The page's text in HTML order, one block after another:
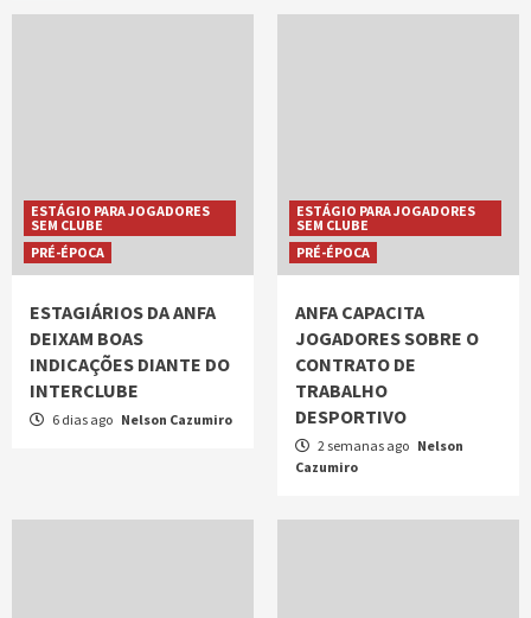
ESTÁGIO PARA JOGADORES
SEM CLUBE
PRÉ-ÉPOCA
ESTAGIÁRIOS DA ANFA
DEIXAM BOAS
INDICAÇÕES DIANTE DO
INTERCLUBE
6 dias ago Nelson Cazumiro
ESTÁGIO PARA JOGADORES
SEM CLUBE
PRÉ-ÉPOCA
ANFA CAPACITA
JOGADORES SOBRE O
CONTRATO DE
TRABALHO
DESPORTIVO
2 semanas ago Nelson
Cazumiro